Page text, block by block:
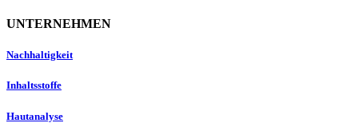
UNTERNEHMEN
Nachhaltigkeit
Inhaltsstoffe
Hautanalyse